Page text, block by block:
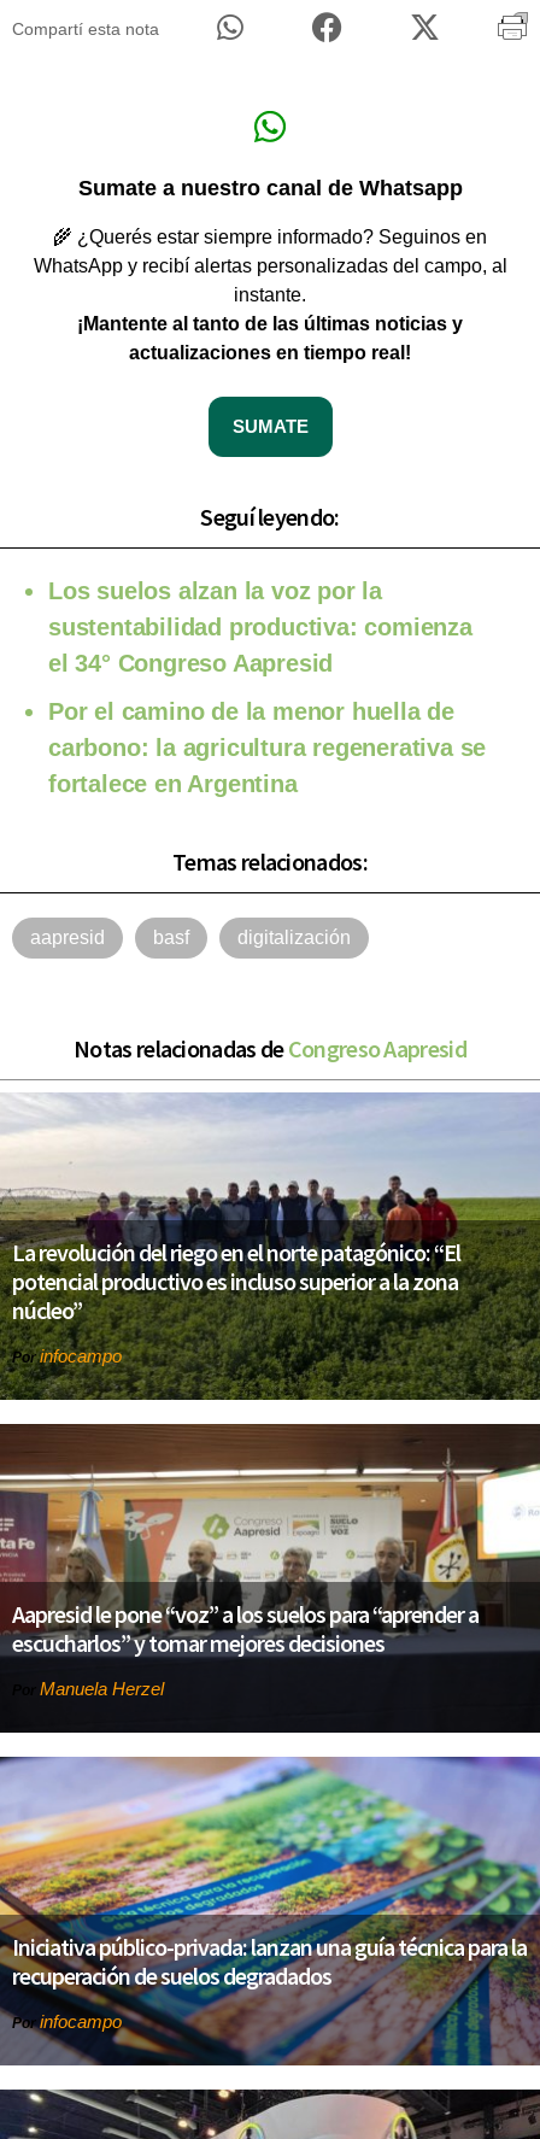
Compartí esta nota
Sumate a nuestro canal de Whatsapp
🌾 ¿Querés estar siempre informado? Seguinos en
WhatsApp y recibí alertas personalizadas del campo, al
instante.
¡Mantente al tanto de las últimas noticias y
actualizaciones en tiempo real!
SUMATE
Seguí leyendo:
Los suelos alzan la voz por la
sustentabilidad productiva: comienza
el 34° Congreso Aapresid
Por el camino de la menor huella de
carbono: la agricultura regenerativa se
fortalece en Argentina
Temas relacionados:
aapresid basf digitalización
Notas relacionadas deCongreso Aapresid
La revolución del riego en el norte patagónico: “El
potencial productivo es incluso superior a la zona
núcleo”
Porinfocampo
Aapresid le pone “voz” a los suelos para “aprender a
escucharlos” y tomar mejores decisiones
Manuela Herzel
Iniciativa público-privada: lanzan una guía técnica para la
recuperación de suelos degradados
Porinfocampo